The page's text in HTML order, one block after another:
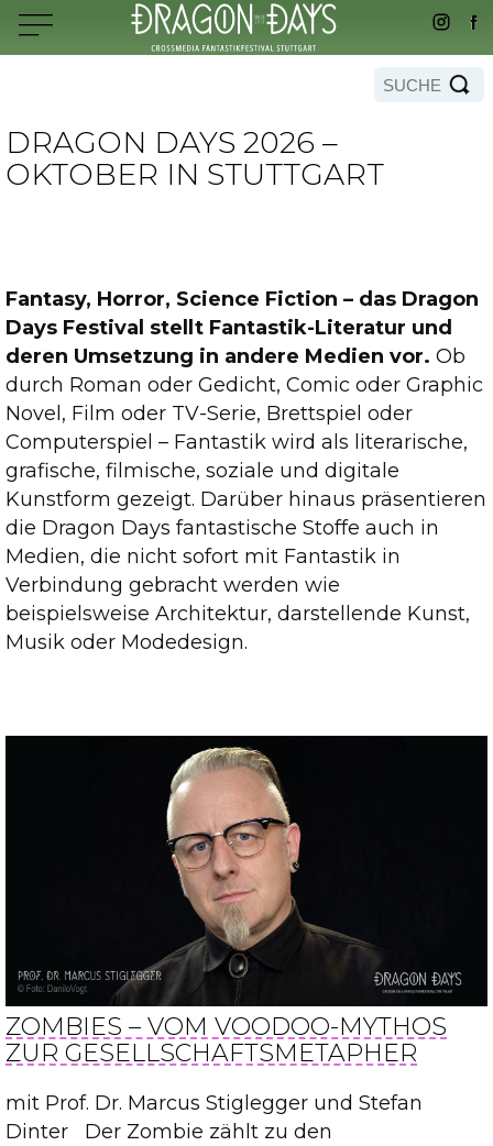
DRAGON DAYS 2026 –
OKTOBER IN STUTTGART
Fantasy, Horror, Science Fiction – das Dragon
Days Festival stellt Fantastik-Literatur und
deren Umsetzung in andere Medien vor. Ob
durch Roman oder Gedicht, Comic oder Graphic
Novel, Film oder TV-Serie, Brettspiel oder
Computerspiel – Fantastik wird als literarische,
grafische, filmische, soziale und digitale
Kunstform gezeigt. Darüber hinaus präsentieren
die Dragon Days fantastische Stoffe auch in
Medien, die nicht sofort mit Fantastik in
Verbindung gebracht werden wie
beispielsweise Architektur, darstellende Kunst,
Musik oder Modedesign.
ZOMBIES – VOM VOODOO-MYTHOS
ZUR GESELLSCHAFTSMETAPHER
mit Prof. Dr. Marcus Stiglegger und Stefan
Dinter Der Zombie zählt zu den